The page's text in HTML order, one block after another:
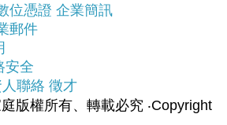
位憑證 企業簡訊
郵件
安全
聯絡 徵才
庭版權所有、轉載必究 ‧Copyright